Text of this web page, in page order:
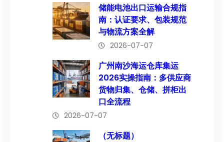
储能电池出口运输合规指
南：认证要求、包装规范
与物流方案全解
2026-07-07
广州南沙海运仓库集运
2026实操指南：多供应商
货物归集、仓储、拼柜出
口全流程
2026-07-07
（无标题）